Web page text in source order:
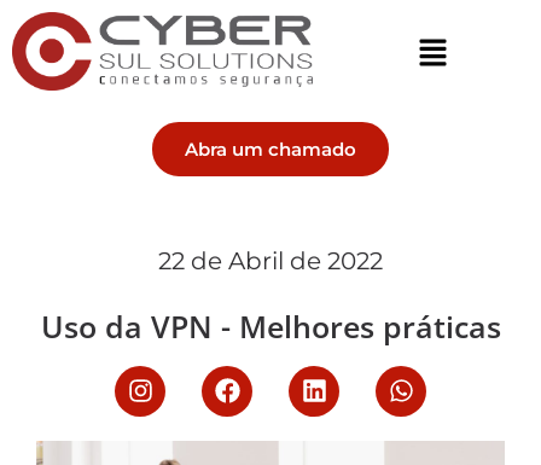
Abra um chamado
22 de Abril de 2022
Uso da VPN - Melhores práticas